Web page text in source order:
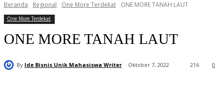
Beranda Regional One More Terdekat ONE MORE TANAH LAUT
One More Terdekat
ONE MORE TANAH LAUT
By Ide Bisnis Unik Mahasiswa Writer Oktober 7, 2022 0
216